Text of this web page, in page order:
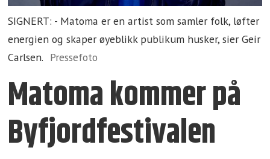
SIGNERT: - Matoma er en artist som samler folk, løfter
energien og skaper øyeblikk publikum husker, sier Geir
Carlsen. Pressefoto
Matoma kommer på
Byfjordfestivalen